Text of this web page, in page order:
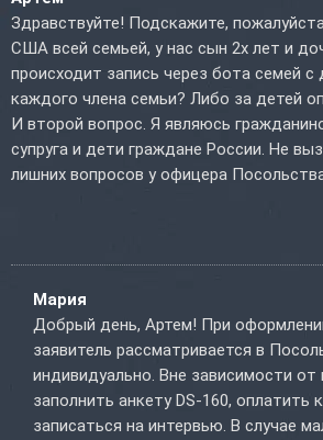
Здравствуйте! Подскажите,
США всей семьей, у нас сын 2х лет и
происходит запись через бота семей
каждого члена семьи? Либо за детей
И второй вопрос. Я являюсь
супруга и дети граждане России. Не
лишних вопросов у офицера
Мария
Добрый день, Артем! При
заявитель рассматривается в
индивидуально. Вне зависимости от
заполнить анкету DS-160, оплатить
записаться на интервью. В случае